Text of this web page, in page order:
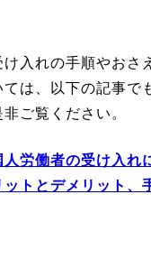
入れの手順やおさ
は、以下の記事で
ご覧ください。
人労働者の受け入れ
トとデメリット、